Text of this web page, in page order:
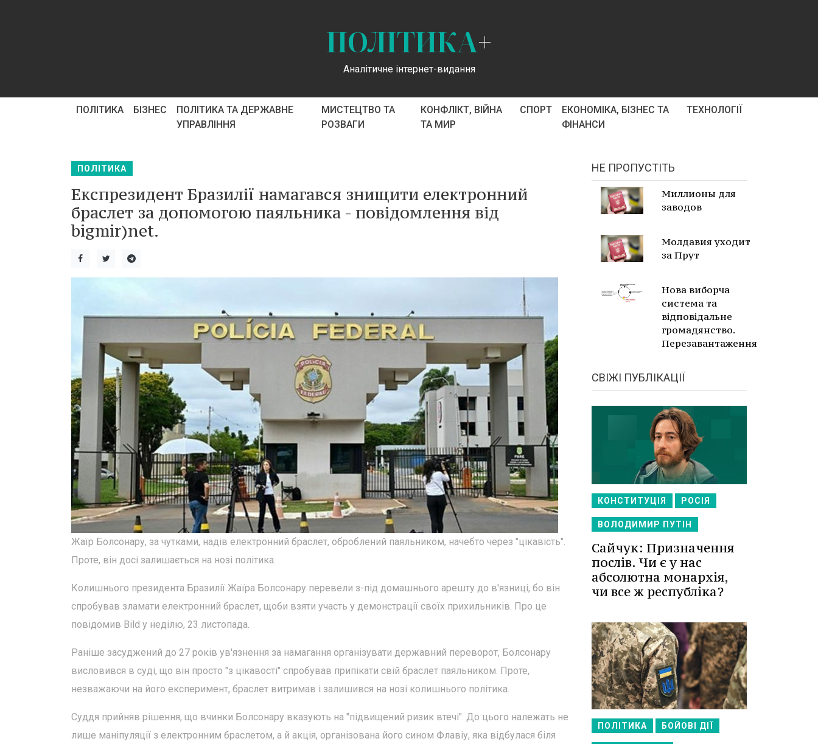
ПОЛІТИКА+
Аналітичне інтернет-видання
ПОЛІТИКА БІЗНЕС
ПОЛІТИКА ТА ДЕРЖАВНЕ
УПРАВЛІННЯ
МИСТЕЦТВО ТА
РОЗВАГИ
КОНФЛІКТ, ВІЙНА
ТА МИР
СПОРТ
ЕКОНОМІКА, БІЗНЕС ТА
ФІНАНСИ
ТЕХНОЛОГІЇ
ПОЛІТИКА
Експрезидент Бразилії намагався знищити електронний
браслет за допомогою паяльника - повідомлення від
bigmir)net.
Жаїр Болсонару, за чутками, надів електронний браслет, оброблений паяльником, начебто через "цікавість".
Проте, він досі залишається на нозі політика.
Колишнього президента Бразилії Жаїра Болсонару перевели з-під домашнього арешту до в'язниці, бо він
спробував зламати електронний браслет, щоби взяти участь у демонстрації своїх прихильників. Про це
повідомив Bild у неділю, 23 листопада.
Раніше засуджений до 27 років ув'язнення за намагання організувати державний переворот, Болсонару
висловився в суді, що він просто "з цікавості" спробував припікати свій браслет паяльником. Проте,
незважаючи на його експеримент, браслет витримав і залишився на нозі колишнього політика.
Суддя прийняв рішення, що вчинки Болсонару вказують на "підвищений ризик втечі". До цього належать не
лише маніпуляції з електронним браслетом, а й акція, організована його сином Флавіу, яка відбулася біля
НЕ ПРОПУСТІТЬ
Миллионы для
заводов
Молдавия уходит
за Прут
Нова виборча
система та
відповідальне
громадянство.
Перезавантаження
СВІЖІ ПУБЛІКАЦІЇ
КОНСТИТУЦІЯ РОСІЯ
ВОЛОДИМИР ПУТІН
Сайчук: Призначення
послів. Чи є у нас
абсолютна монархія,
чи все ж республіка?
ПОЛІТИКА БОЙОВІ ДІЇ